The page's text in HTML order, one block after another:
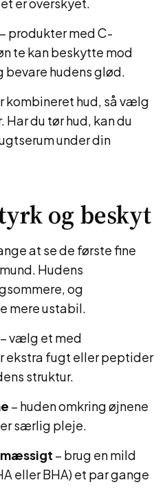
– produkter med C-
te kan beskytte mod
bevare hudens glød.
kombineret hud, så vælg
du tør hud, kan du
under din
og beskyt
at se de første fine
Hudens
og
mere ustabil.
– vælg et med
ekstra fugt eller peptider
struktur.
– huden omkring øjnene
særlig pleje.
– brug en mild
eller BHA) et par gange